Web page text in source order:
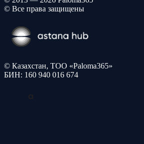
© Все права защищены
© Казахстан, ТОО «Paloma365»
БИН: 160 940 016 674